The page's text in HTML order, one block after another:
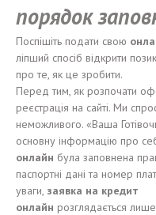
порядок
Поспішіть подати свою
ліпший спосіб відкрити
про те, як це зробити.
Перед тим, як розпочати
реєстрація на сайті. Ми
неможливого. «Ваша
основну інформацію про
онлайн була заповнена
паспортні дані та номер
уваги, заявка на кредит
онлайн розглядається